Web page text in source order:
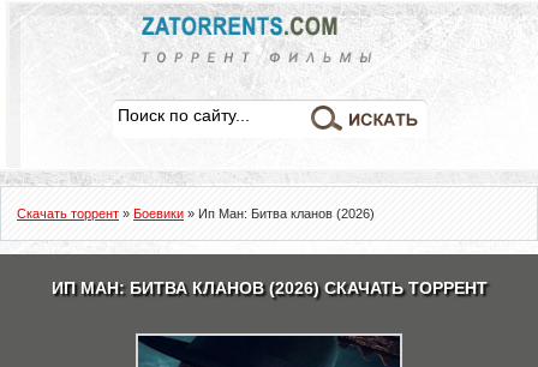
Скачать торрент » Боевики » Ип Ман: Битва кланов (2026)
ИП МАН: БИТВА КЛАНОВ (2026) СКАЧАТЬ ТОРРЕНТ